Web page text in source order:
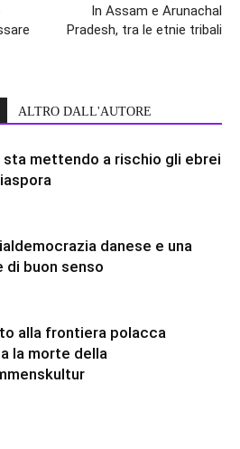
In Assam e Arunachal
Pradesh, tra le etnie tribali
ALTRO DALL'AUTORE
sta mettendo a rischio gli ebrei
danese e una
di buon senso
alla frontiera polacca
la morte della